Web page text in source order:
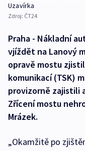
Uzavírka
Zdroj: ČT24
Praha - Nákladní
vjíždět na Lanový
opravě mostu
komunikací (TSK)
provizorně zajistili
Zřícení mostu
Mrázek.
„Okamžitě po